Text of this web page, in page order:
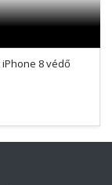
8 védő